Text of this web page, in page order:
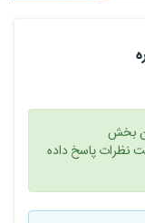
بخش
نظرات پاسخ داده